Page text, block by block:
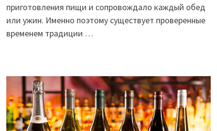
приготовления пищи и сопровождало каждый обед
или ужин. Именно поэтому существует проверенные
временем традиции …